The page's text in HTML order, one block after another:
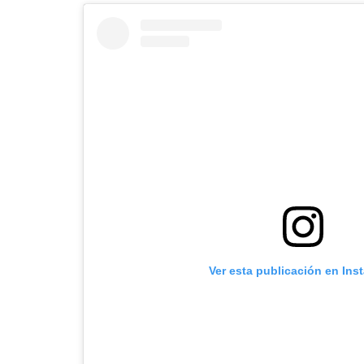
Ver esta publicación en